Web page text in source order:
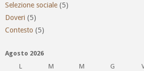
Selezione sociale (5)
Doveri (5)
Contesto (5)
Agosto 2026
L
M M G